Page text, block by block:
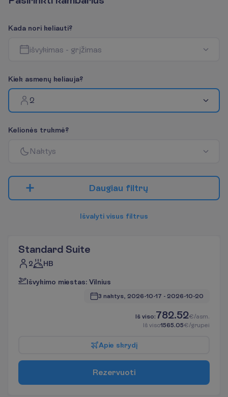
Kada nori keliauti?
išvykimas - grįžimas
Kiek asmenų keliauja?
2
Kelionės trukmė?
Naktys
Daugiau filtrų
Išvalyti visus filtrus
Standard Suite
2 HB
Išvykimo miestas: Vilnius
3 naktys, 2026-10-17 - 2026-10-20
Iš viso:782.52€/asm.
Iš viso1565.05€/grupei
Apie skrydį
Rezervuoti